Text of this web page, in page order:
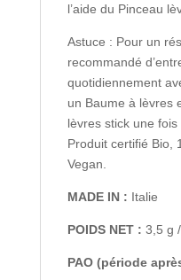
l’aide du Pinceau
Astuce : Pour un
recommandé
quotidiennement
un Baume à lèvres
lèvres stick une fois
Produit certifié Bio,
Vegan.
MADE IN : Italie
POIDS NET : 3,5 g
PAO (période